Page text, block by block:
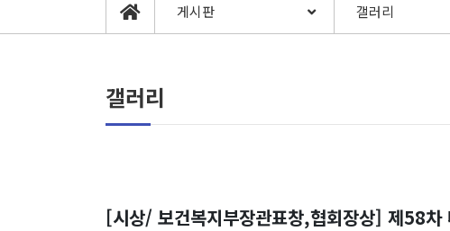
게시판 갤러리
갤러리
[시상/ 보건복지부장관표창,협회장상] 제58차